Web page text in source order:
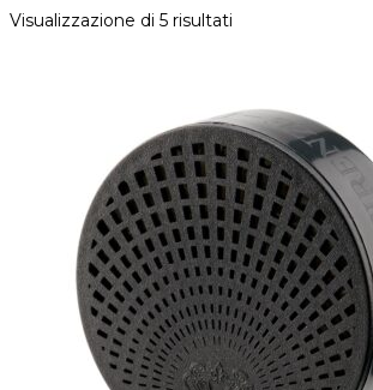
Visualizzazione di 5 risultati